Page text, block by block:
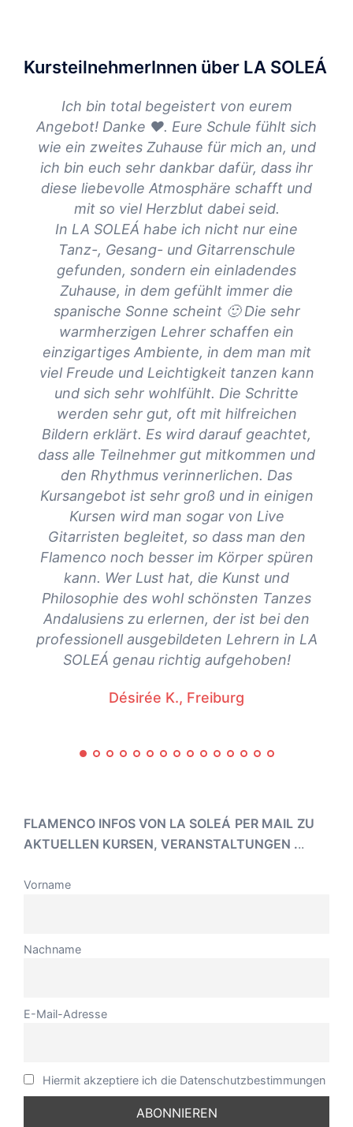
KursteilnehmerInnen über LA SOLEÁ
Ich bin total begeistert von eurem
Angebot! Danke ❤. Eure Schule fühlt sich
wie ein zweites Zuhause für mich an, und
ich bin euch sehr dankbar dafür, dass ihr
diese liebevolle Atmosphäre schafft und
mit so viel Herzblut dabei seid.
In LA SOLEÁ habe ich nicht nur eine
Tanz-, Gesang- und Gitarrenschule
gefunden, sondern ein einladendes
Zuhause, in dem gefühlt immer die
spanische Sonne scheint 🙂 Die sehr
warmherzigen Lehrer schaffen ein
einzigartiges Ambiente, in dem man mit
viel Freude und Leichtigkeit tanzen kann
und sich sehr wohlfühlt. Die Schritte
werden sehr gut, oft mit hilfreichen
Bildern erklärt. Es wird darauf geachtet,
dass alle Teilnehmer gut mitkommen und
den Rhythmus verinnerlichen. Das
Kursangebot ist sehr groß und in einigen
Kursen wird man sogar von Live
Gitarristen begleitet, so dass man den
Flamenco noch besser im Körper spüren
kann. Wer Lust hat, die Kunst und
Philosophie des wohl schönsten Tanzes
Andalusiens zu erlernen, der ist bei den
professionell ausgebildeten Lehrern in LA
SOLEÁ genau richtig aufgehoben!
Désirée K., Freiburg
FLAMENCO INFOS VON LA SOLEÁ PER MAIL ZU
AKTUELLEN KURSEN, VERANSTALTUNGEN ...
Vorname
Nachname
E-Mail-Adresse
Hiermit akzeptiere ich die Datenschutzbestimmungen